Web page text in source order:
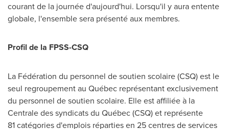
courant de la journée d'aujourd'hui. Lorsqu'il y aura entente
globale, l'ensemble sera présenté aux membres.
Profil de la FPSS-CSQ
La Fédération du personnel de soutien scolaire (CSQ) est le
seul regroupement au Québec représentant exclusivement
du personnel de soutien scolaire. Elle est affiliée à la
Centrale des syndicats du Québec (CSQ) et représente
81 catégories d'emplois réparties en 25 centres de services